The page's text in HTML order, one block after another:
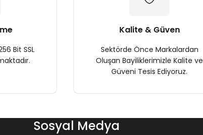
Bit SSL
Kalite & Güven
Sektörde Önce Markalardan
Oluşan Bayiliklerimizle Kalite ve
Güveni Tesis Ediyoruz.
Sosyal Medya